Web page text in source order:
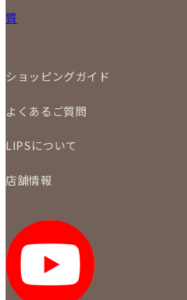
小物
ジュエリー
店頭買取
LINE査定
買取実績
質
ショッピングガイド
商品について
お支払いについて
よくあるご質問
商品について
質について
返品について
LIPSについて
各事業部の紹介
STAFF BLOG
SNS
店舗情報
LIPS 新宿店
LIPS 札幌パルコ店
LIPS 札幌白石店
LIPS 通信販売事業部